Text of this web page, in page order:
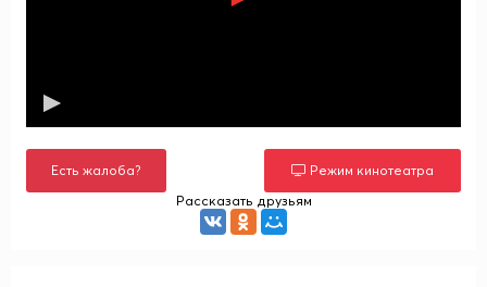
Есть жалоба?
Режим кинотеатра
Рассказать друзьям